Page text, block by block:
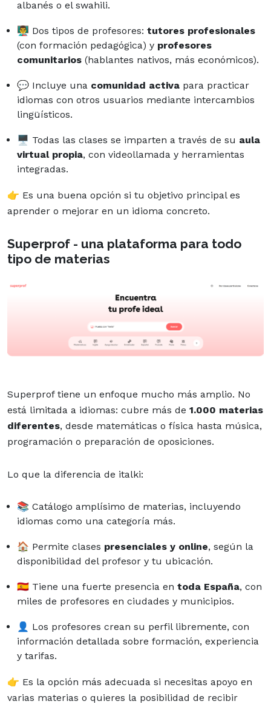
albanés o el swahili.
👨‍🏫 Dos tipos de profesores: tutores profesionales
(con formación pedagógica) y profesores
comunitarios (hablantes nativos, más económicos).
💬 Incluye una comunidad activa para practicar
idiomas con otros usuarios mediante intercambios
lingüísticos.
🖥️ Todas las clases se imparten a través de su aula
virtual propia, con videollamada y herramientas
integradas.
👉 Es una buena opción si tu objetivo principal es
aprender o mejorar en un idioma concreto.
Superprof - una plataforma para todo
tipo de materias
Superprof tiene un enfoque mucho más amplio. No
está limitada a idiomas: cubre más de 1.000 materias
diferentes, desde matemáticas o física hasta música,
programación o preparación de oposiciones.
Lo que la diferencia de italki:
📚 Catálogo amplísimo de materias, incluyendo
idiomas como una categoría más.
🏠 Permite clases presenciales y online, según la
disponibilidad del profesor y tu ubicación.
🇪🇸 Tiene una fuerte presencia en toda España, con
miles de profesores en ciudades y municipios.
👤 Los profesores crean su perfil libremente, con
información detallada sobre formación, experiencia
y tarifas.
👉 Es la opción más adecuada si necesitas apoyo en
varias materias o quieres la posibilidad de recibir